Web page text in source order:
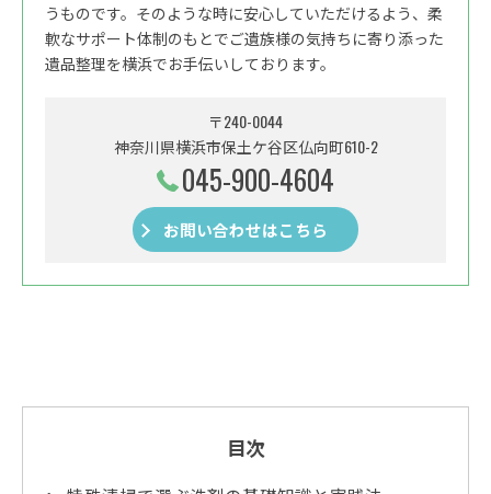
うものです。そのような時に安心していただけるよう、柔
軟なサポート体制のもとでご遺族様の気持ちに寄り添った
遺品整理を横浜でお手伝いしております。
〒240-0044
神奈川県横浜市保土ケ谷区仏向町610-2
045-900-4604
お問い合わせはこちら
目次